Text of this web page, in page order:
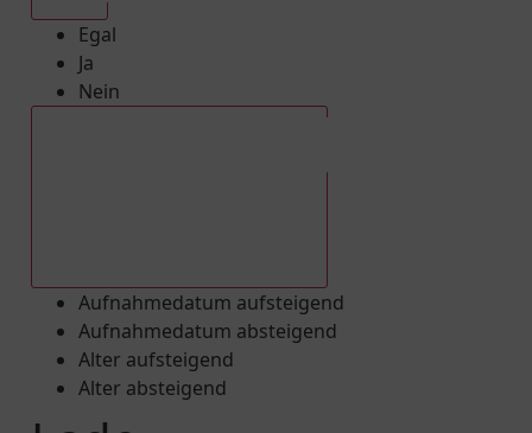
Egal
Ja
Nein
Aufnahmedatum aufsteigend
Aufnahmedatum absteigend
Alter aufsteigend
Alter absteigend